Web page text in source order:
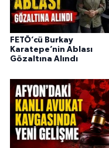
FETÖ’cü Burkay
Karatepe’nin Ablası
Gözaltına Alındı